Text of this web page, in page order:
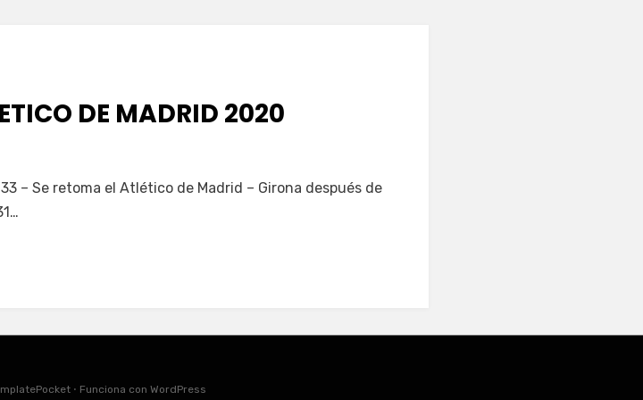
DE MADRID 2020
– Se retoma el Atlético de Madrid – Girona después de
⋅ Funciona con WordPress